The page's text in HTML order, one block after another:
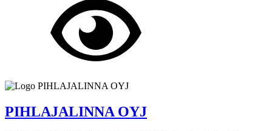
PIHLAJALINNA OYJ